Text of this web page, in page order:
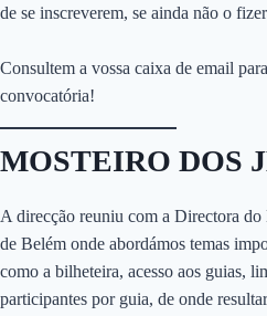
de se inscreverem, se ainda não o
Consultem a vossa caixa de email
convocatória!
MOSTEIRO DOS
A direcção reuniu com a Directora
de Belém onde abordámos temas
como a bilheteira, acesso aos guias,
participantes por guia, de onde